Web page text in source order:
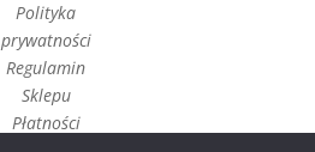
Polityka
prywatności
Regulamin
Sklepu
Płatności